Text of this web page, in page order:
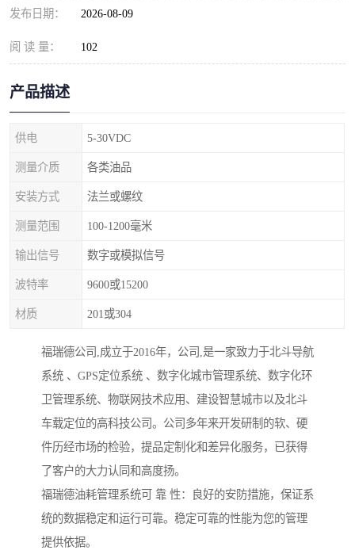
发布日期： 2026-08-09
阅 读 量： 102
产品描述
供电 5-30VDC
测量介质 各类油品
安装方式 法兰或螺纹
测量范围 100-1200毫米
输出信号 数字或模拟信号
波特率 9600或15200
材质 201或304
福瑞德公司,成立于2016年，公司,是一家致力于北斗导航
系统 、GPS定位系统 、数字化城市管理系统、数字化环
卫管理系统、物联网技术应用、建设智慧城市以及北斗
车载定位的高科技公司。公司多年来开发研制的软、硬
件历经市场的检验，提品定制化和差异化服务，已获得
了客户的大力认同和高度扬。
福瑞德油耗管理系统可 靠 性：良好的安防措施，保证系
统的数据稳定和运行可靠。稳定可靠的性能为您的管理
提供依据。